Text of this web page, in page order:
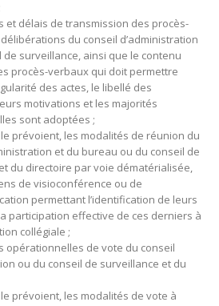
et délais de transmission des procès-
du conseil d’administration
de surveillance, ainsi que le contenu
procès-verbaux qui doit permettre
des actes, le libellé des
motivations et les majorités
sont adoptées ;
prévoient, les modalités de réunion du
et du bureau ou du conseil de
du directoire par voie dématérialisée,
de visioconférence ou de
permettant l’identification de leurs
participation effective de ces derniers à
collégiale ;
opérationnelles de vote du conseil
ou du conseil de surveillance et du
prévoient, les modalités de vote à